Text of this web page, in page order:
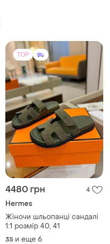
TOP
4480 грн 4
Hermes
Жіночи шльопанці сандалі
1:1 розмір 40, 41
35 и еще 6